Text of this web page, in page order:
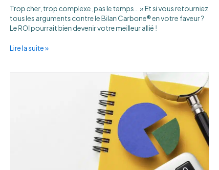
Trop cher, trop complexe, pas le temps… » Et si vous retourniez
tous les arguments contre le Bilan Carbone® en votre faveur ?
Le ROI pourrait bien devenir votre meilleur allié !
Lire la suite »